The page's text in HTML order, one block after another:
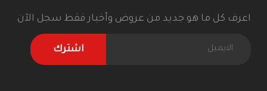
اعرف كل ما هو جديد من عروض وأخبار فقط سجل الآن
اشترك